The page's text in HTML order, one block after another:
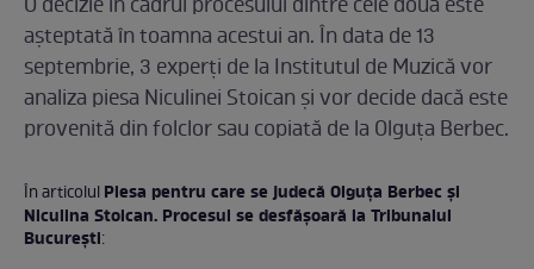
așteptată în toamna acestui an. În data de 13
septembrie, 3 experți de la Institutul de Muzică vor
analiza piesa Niculinei Stoican și vor decide dacă este
provenită din folclor sau copiată de la Olguța Berbec.
În articolulPiesa pentru care se judecă Olguța Berbec și
Niculina Stoican. Procesul se desfășoară la Tribunalul
București: